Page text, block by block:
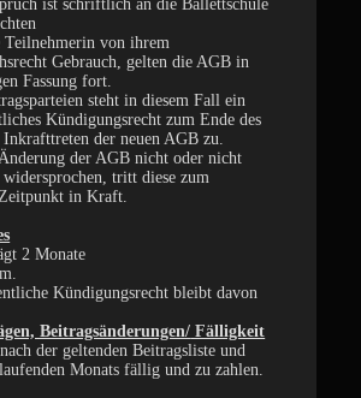
ist schriftlich an die Ballettschule
von ihrem
Gebrauch, gelten die AGB in
Fassung fort.
steht in diesem Fall ein
Kündigungsrecht zum Ende des
der neuen AGB zu.
der AGB nicht oder nicht
tritt diese zum
in Kraft.
2 Monate
Kündigungsrecht bleibt davon
Beitragsänderungen/ Fälligkeit
der geltenden Beitragsliste und
Monats fällig und zu zahlen.